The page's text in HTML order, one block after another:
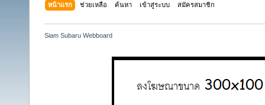
หน้าแรก ช่วยเหลือ ค้นหา เข้าสู่ระบบ สมัครสมาชิก
Siam Subaru Webboard